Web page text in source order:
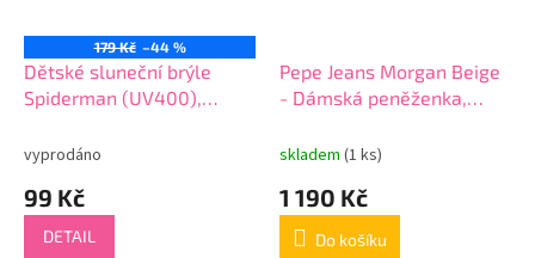
179 Kč –44 %
Dětské sluneční brýle
Spiderman (UV400),
vyprodáno
99 Kč
DETAIL
Pepe Jeans Morgan Beige
- Dámská peněženka,
skladem (1 ks)
1 190 Kč
Do košíku